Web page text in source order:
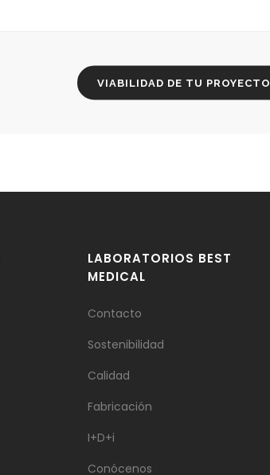
VIABILIDAD DE TU PROYECTO
LABORATORIOS BEST
MEDICAL
Contacto
Sostenibilidad
Calidad
Fabricación
I+D+i
Conócenos